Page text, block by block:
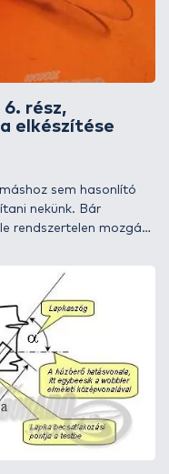
rész,
elkészítése
sem hasonlító
nekünk. Bár
rendszertelen mozgás
vizet, és az elterelt víz
ki jobbra vagy balra a
nélkülözhetetlen
kiderül, nem
minőségét, mint
se függ a lejátszott
az bizony erősen.